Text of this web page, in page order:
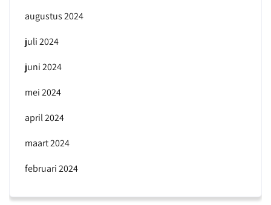
augustus 2024
juli 2024
juni 2024
mei 2024
april 2024
maart 2024
februari 2024